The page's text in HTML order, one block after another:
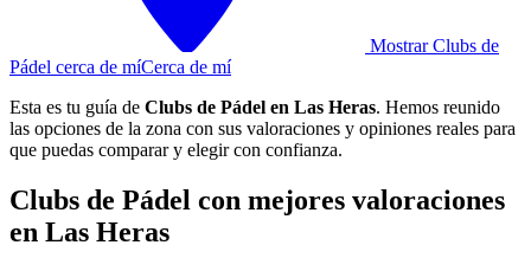
Mostrar Clubs de
Pádel cerca de míCerca de mí
Esta es tu guía de Clubs de Pádel en Las Heras. Hemos reunido
las opciones de la zona con sus valoraciones y opiniones reales para
que puedas comparar y elegir con confianza.
Clubs de Pádel con mejores valoraciones
en Las Heras